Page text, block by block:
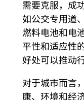
如公交专用道
燃料电池和电
平性和适应性
好处可以推动
对于城市而言